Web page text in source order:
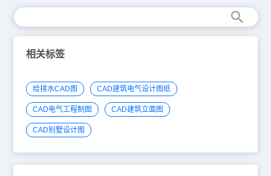
相关标签
给排水CAD图 CAD建筑电气设计图纸
CAD电气工程制图 CAD建筑立面图
CAD别墅设计图